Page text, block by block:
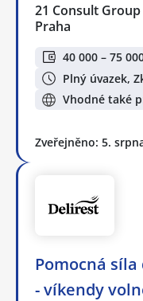
21 Consult
Praha
40 000 – 75
Plný úvazek,
Vhodné také
Zveřejněno: 5.
Pomocná
- víkendy